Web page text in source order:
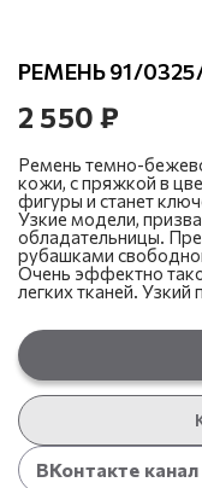
РЕМЕНЬ 91/
2 550 ₽
Ремень темно-
кожи, с пряжкой в
фигуры и станет
Узкие модели,
обладательницы.
рубашками
Очень эффектно
легких тканей.
ВКонтакте